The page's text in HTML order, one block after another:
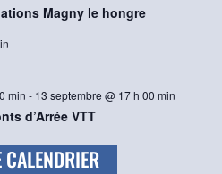
Magny le hongre
min - 13 septembre @ 17 h 00 min
d’Arrée VTT